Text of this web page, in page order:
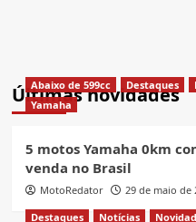
Últimas novidades
Abaixo de 599cc Destaques
Yamaha
5 motos Yamaha 0km
venda no Brasil
MotoRedator
29 de maio de
Destaques
Notícias